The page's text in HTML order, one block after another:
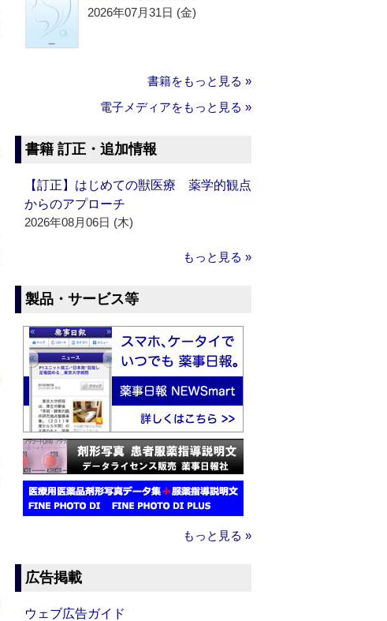
2026年07月31日 (金)
書籍をもっと見る »
電子メディアをもっと見る »
書籍 訂正・追加情報
【訂正】はじめての獣医療 薬学的観点
からのアプローチ
2026年08月06日 (木)
もっと見る »
製品・サービス等
もっと見る »
広告掲載
ウェブ広告ガイド